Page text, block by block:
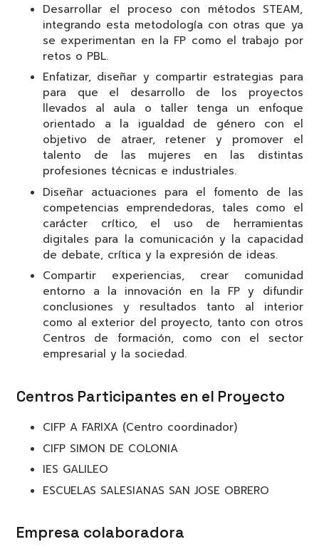
Desarrollar el proceso con métodos STEAM,
integrando esta metodología con otras que ya
se experimentan en la FP como el trabajo por
retos o PBL.
Enfatizar, diseñar y compartir estrategias para
para que el desarrollo de los proyectos
llevados al aula o taller tenga un enfoque
orientado a la igualdad de género con el
objetivo de atraer, retener y promover el
talento de las mujeres en las distintas
profesiones técnicas e industriales.
Diseñar actuaciones para el fomento de las
competencias emprendedoras, tales como el
carácter crítico, el uso de herramientas
digitales para la comunicación y la capacidad
de debate, crítica y la expresión de ideas.
Compartir experiencias, crear comunidad
entorno a la innovación en la FP y difundir
conclusiones y resultados tanto al interior
como al exterior del proyecto, tanto con otros
Centros de formación, como con el sector
empresarial y la sociedad.
Centros Participantes en el Proyecto
CIFP A FARIXA (Centro coordinador)
CIFP SIMON DE COLONIA
IES GALILEO
ESCUELAS SALESIANAS SAN JOSE OBRERO
Empresa colaboradora